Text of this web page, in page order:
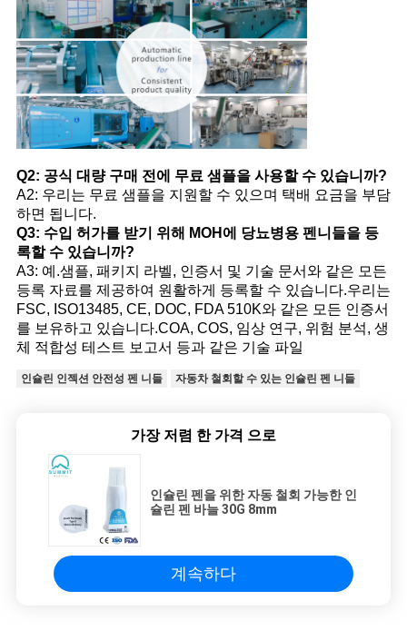
Q2: 공식 대량 구매 전에 무료 샘플을 사용할 수 있습니까?
A2: 우리는 무료 샘플을 지원할 수 있으며 택배 요금을 부담
하면 됩니다.
Q3: 수입 허가를 받기 위해 MOH에 당뇨병용 펜니들을 등
록할 수 있습니까?
A3: 예.샘플, 패키지 라벨, 인증서 및 기술 문서와 같은 모든
등록 자료를 제공하여 원활하게 등록할 수 있습니다.우리는
FSC, ISO13485, CE, DOC, FDA 510K와 같은 모든 인증서
를 보유하고 있습니다.COA, COS, 임상 연구, 위험 분석, 생
체 적합성 테스트 보고서 등과 같은 기술 파일
인슐린 인젝션 안전성 펜 니들 자동차 철회할 수 있는 인슐린 펜 니들
가장 저렴 한 가격 으로
인슐린 펜을 위한 자동 철회 가능한 인
슐린 펜 바늘 30G 8mm
계속하다